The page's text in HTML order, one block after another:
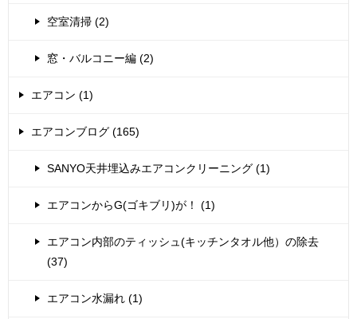
空室清掃 (2)
窓・バルコニー編 (2)
エアコン (1)
エアコンブログ (165)
SANYO天井埋込みエアコンクリーニング (1)
エアコンからG(ゴキブリ)が！ (1)
エアコン内部のティッシュ(キッチンタオル他）の除去
(37)
エアコン水漏れ (1)